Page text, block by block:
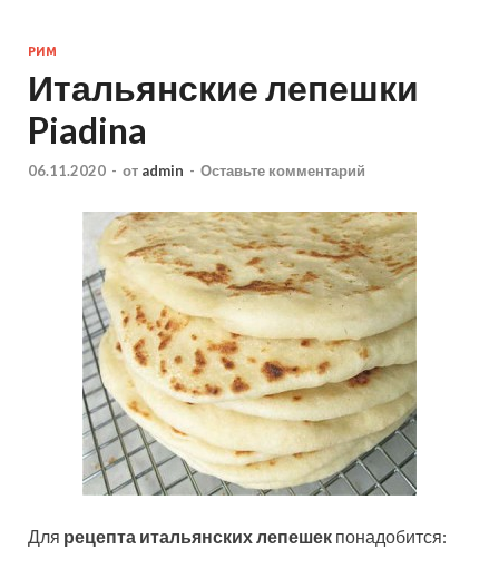
РИМ
Итальянские лепешки
Piadina
06.11.2020 - от admin - Оставьте комментарий
Для рецепта итальянских лепешек понадобится: